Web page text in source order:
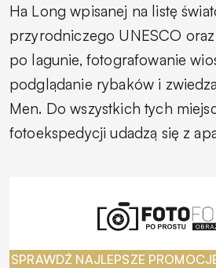
Ha Long wpisanej na listę
przyrodniczego UNESCO oraz
po lagunie, fotografowanie
podglądanie rybaków i
Men. Do wszystkich tych
fotoekspedycji udadzą się z
SPRAWDŹ NAJLEPSZE